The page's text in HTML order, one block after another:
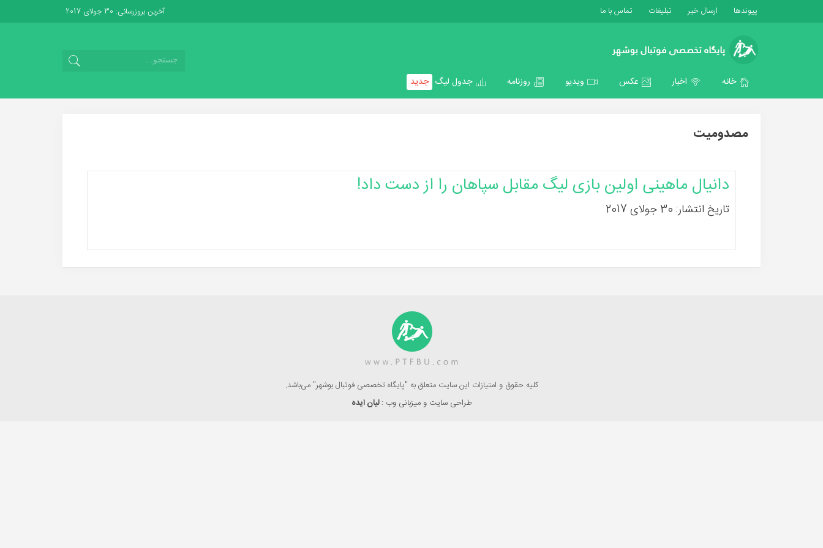
پیوندها ارسال خبر تبلیغات تماس با ما آخرین بروزرسانی: 30 جولای 2017
خانه اخبار عکس ویدیو روزنامه جدول لیگ جدید
مصدومیت
دانیال ماهینی اولین بازی لیگ مقابل سپاهان را از دست داد!
تاریخ انتشار: 30 جولای 2017
کلیه حقوق و امتیازات این سایت متعلق به "پایگاه تخصصی فوتبال بوشهر" می‌باشد.
طراحی سایت و میزبانی وب :لیان ایده